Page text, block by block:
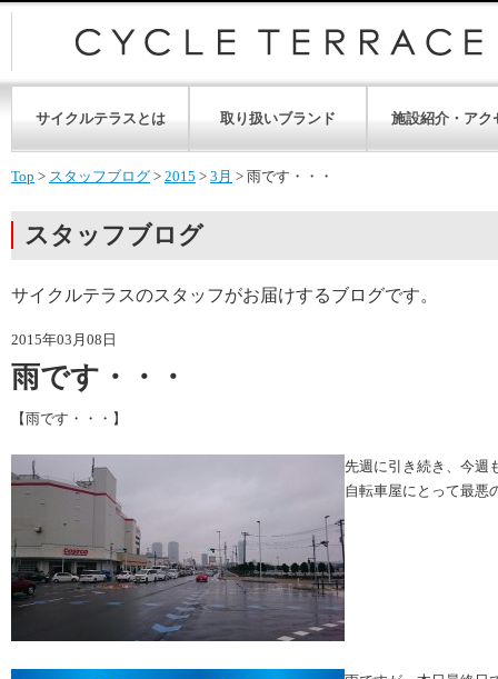
サイクルテラスとは 取り扱いブランド 施設紹介・アク
Top > スタッフブログ > 2015 > 3月 > 雨です・・・
スタッフブログ
サイクルテラスのスタッフがお届けするブログです。
2015年03月08日
雨です・・・
【雨です・・・】
先週に引き続き、今週
自転車屋にとって最悪